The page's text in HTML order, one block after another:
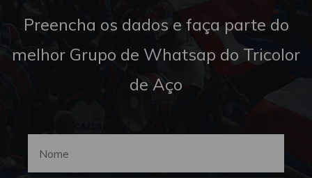
Preencha os dados e faça parte do
melhor Grupo de Whatsap do Tricolor
de Aço